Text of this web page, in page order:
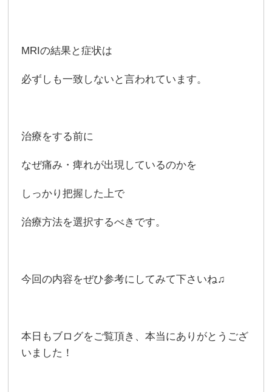
MRIの結果と症状は
必ずしも一致しないと言われています。
治療をする前に
なぜ痛み・痺れが出現しているのかを
しっかり把握した上で
治療方法を選択するべきです。
今回の内容をぜひ参考にしてみて下さいね♫
本日もブログをご覧頂き、本当にありがとうござ
いました！